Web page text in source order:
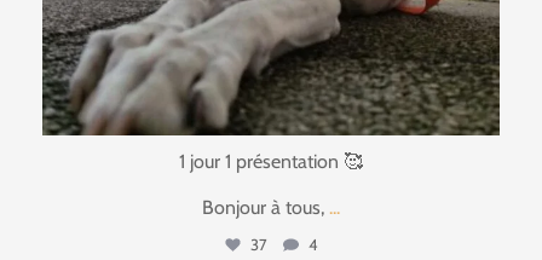
1 jour 1 présentation 🥰
Bonjour à tous, ...
37 4